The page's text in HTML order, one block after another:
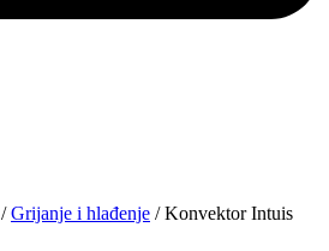
/Grijanje i hlađenje / Konvektor Intuis